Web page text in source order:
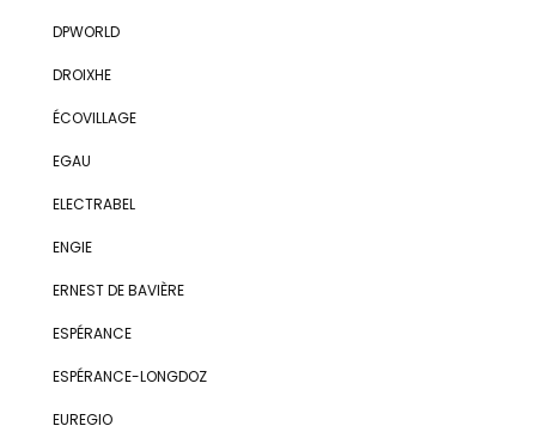
DPWORLD
DROIXHE
ÉCOVILLAGE
EGAU
ELECTRABEL
ENGIE
ERNEST DE BAVIÈRE
ESPÉRANCE
ESPÉRANCE-LONGDOZ
EUREGIO